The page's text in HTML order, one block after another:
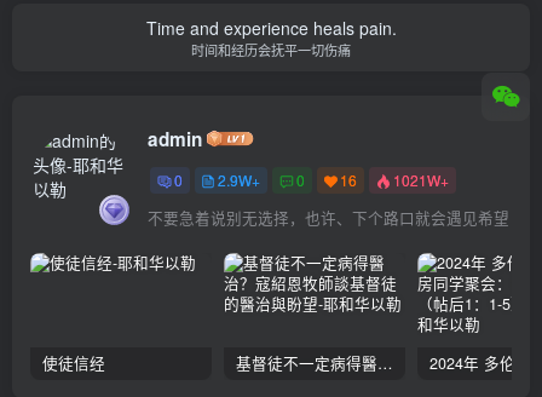
Time and experience heals pain.
时间和经历会抚平一切伤痛
admin
0 2.9W+ 0 16 1021W+
不要急着说别无选择，也许、下个路口就会遇见希望
使徒信经 基督徒不一定病得醫治？寇紹恩牧師談基督徒的醫治與盼望